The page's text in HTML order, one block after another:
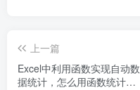
上一篇
Excel中利用函数实现自动数
据统计，怎么用函数统计数